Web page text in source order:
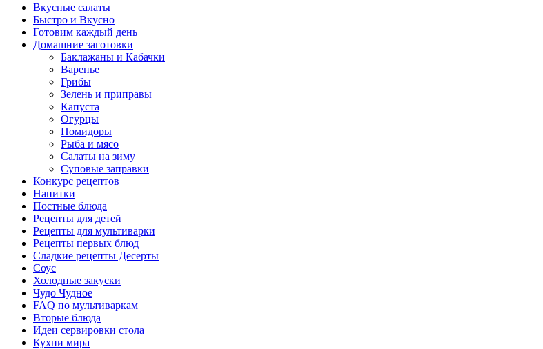
Вкусные салаты
Быстро и Вкусно
Готовим каждый день
Домашние заготовки
Баклажаны и Кабачки
Варенье
Грибы
Зелень и приправы
Капуста
Огурцы
Помидоры
Рыба и мясо
Салаты на зиму
Суповые заправки
Конкурс рецептов
Напитки
Постные блюда
Рецепты для детей
Рецепты для мультиварки
Рецепты первых блюд
Сладкие рецепты Десерты
Соус
Холодные закуски
Чудо Чудное
FAQ по мультиваркам
Вторые блюда
Идеи сервировки стола
Кухни мира